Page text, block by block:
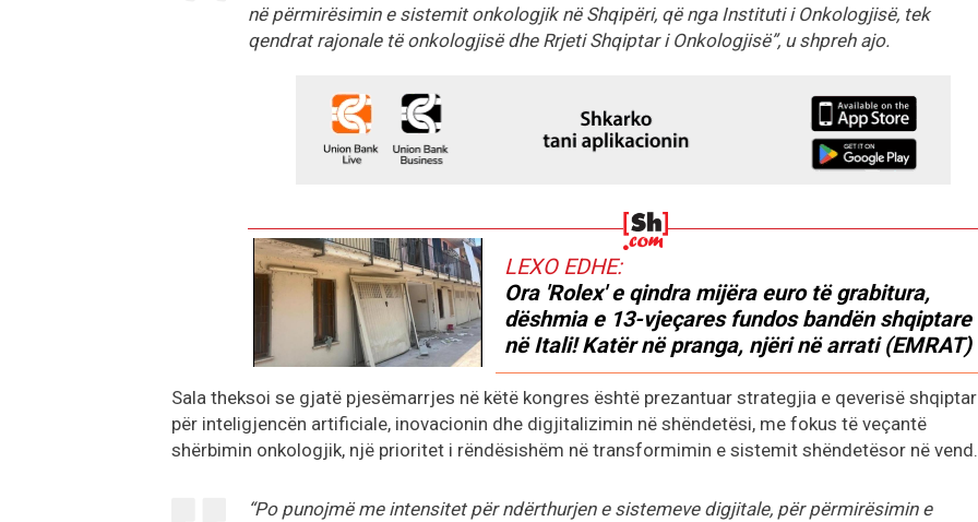
në përmirësimin e sistemit onkologjik në Shqipëri, që nga Instituti i Onkologjisë, tek
qendrat rajonale të onkologjisë dhe Rrjeti Shqiptar i Onkologjisë”, u shpreh ajo.
LEXO EDHE:
Ora 'Rolex' e qindra mijëra euro të grabitura,
dëshmia e 13-vjeçares fundos bandën shqiptare
në Itali! Katër në pranga, njëri në arrati (EMRAT)
Sala theksoi se gjatë pjesëmarrjes në këtë kongres është prezantuar strategjia e qeverisë
për inteligjencën artificiale, inovacionin dhe digjitalizimin në shëndetësi, me fokus të veçantë
shërbimin onkologjik, një prioritet i rëndësishëm në transformimin e sistemit shëndetësor në vend.
“Po punojmë me intensitet për ndërthurjen e sistemeve digjitale, për përmirësimin e